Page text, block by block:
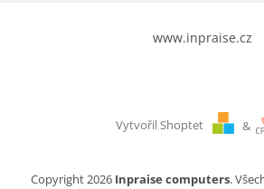
www.inpraise.cz
Vytvořil Shoptet &
Copyright 2026 Inpraise computers.